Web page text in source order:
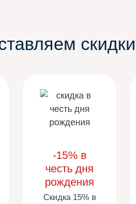
скидки
-15% в
честь дня
рождения
Скидка 15% в